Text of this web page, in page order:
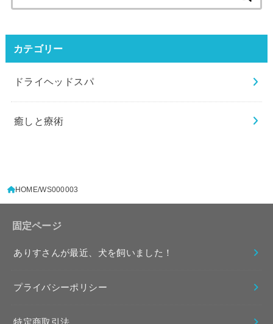
索:
カテゴリー
ドライヘッドスパ
癒しと療術
HOME WS000003
固定ページ
ありすさんが最近、犬を飼いました！
プライバシーポリシー